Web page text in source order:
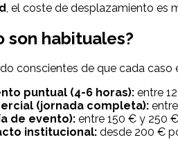
, el coste de desplazamiento es
son habituales?
conscientes de que cada
puntual (4-6 horas): entre
(jornada completa):
de evento): entre 150 € y 250
institucional: desde 200 €